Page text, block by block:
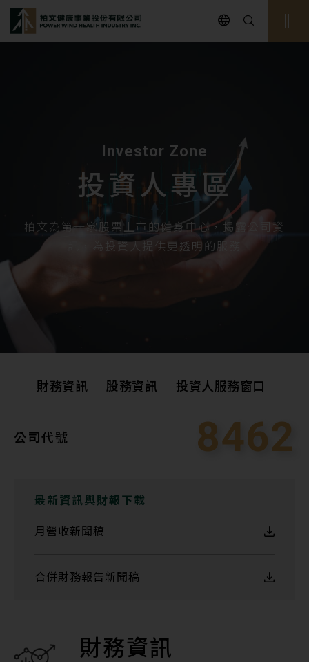
Investor Zone
投資人專區
柏文為第一家股票上市的健身中心，揭露公司資
訊，為投資人提供更透明的服務
財務資訊 股務資訊 投資人服務窗口
財務資訊 股務資訊
財務資訊
公司代號 8462
最新資訊與財報下載
月營收新聞稿
合併財務報告新聞稿